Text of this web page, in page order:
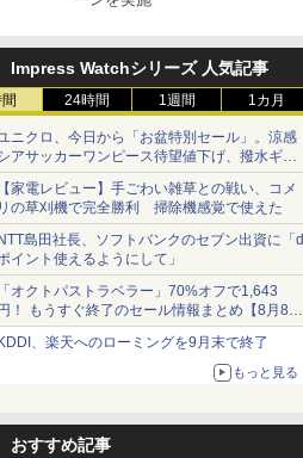
Impress Watchシリーズ 人気記事
24時間 1週間 1カ月
ニクロ、今日から「お盆特別セール」。涼感
アサッカーワンピース待望値下げ、撥水ギア
ョーツは1990円に
家電レビュー】手ごわい雑草との戦い、コメ
の草刈機で完全勝利 掃除機感覚で使えた
島田社長、ソフトバンクのセブン出資に「d
イント使えるようにして」
オクトパストラベラー」70%オフで1,643
！ もうすぐ終了のセール情報まとめ【8月8日
新】
ンテンドーeショップでは「大神 絶景版」が
、楽天へのローミングを9月末で終了
もっと見る
おすすめ記事